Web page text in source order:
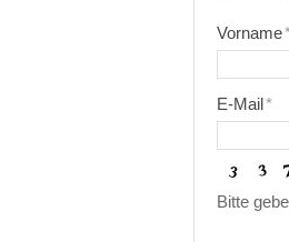
Vorname
E-Mail*
Bitte